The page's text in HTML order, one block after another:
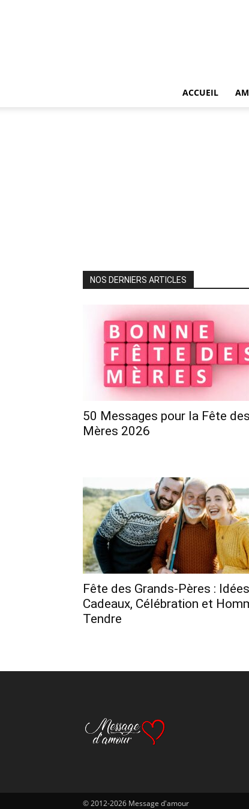
ACCUEIL
NOS DERNIERS ARTICLES
50 Messages pour la Fête des
Mères 2026
Fête des Grands-Pères : Idées
Cadeaux, Célébration et
Tendre
© 2012-2026 Message d'amour